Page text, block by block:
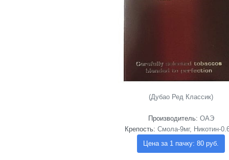
(Дубао Ред Классик)
Производитель: ОАЭ
Крепость: Смола-9мг, Никотин-
Цена за 1 пачку: 80 руб.